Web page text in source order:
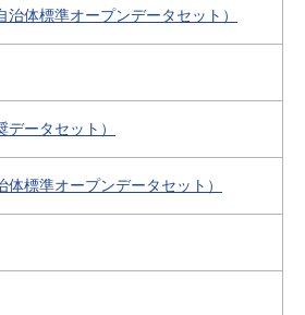
体標準オープンデータセット）
ータセット）
標準オープンデータセット）